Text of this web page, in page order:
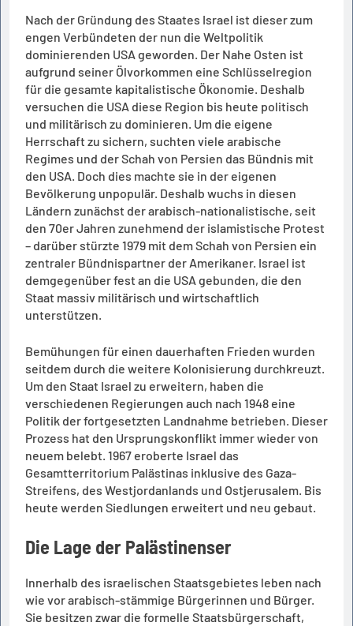
Nach der Gründung des Staates Israel ist dieser zum
engen Verbündeten der nun die Weltpolitik
dominierenden USA geworden. Der Nahe Osten ist
aufgrund seiner Ölvorkommen eine Schlüsselregion
für die gesamte kapitalistische Ökonomie. Deshalb
versuchen die USA diese Region bis heute politisch
und militärisch zu dominieren. Um die eigene
Herrschaft zu sichern, suchten viele arabische
Regimes und der Schah von Persien das Bündnis mit
den USA. Doch dies machte sie in der eigenen
Bevölkerung unpopulär. Deshalb wuchs in diesen
Ländern zunächst der arabisch-nationalistische, seit
den 70er Jahren zunehmend der islamistische Protest
– darüber stürzte 1979 mit dem Schah von Persien ein
zentraler Bündnispartner der Amerikaner. Israel ist
demgegenüber fest an die USA gebunden, die den
Staat massiv militärisch und wirtschaftlich
unterstützen.
Bemühungen für einen dauerhaften Frieden wurden
seitdem durch die weitere Kolonisierung durchkreuzt.
Um den Staat Israel zu erweitern, haben die
verschiedenen Regierungen auch nach 1948 eine
Politik der fortgesetzten Landnahme betrieben. Dieser
Prozess hat den Ursprungskonflikt immer wieder von
neuem belebt. 1967 eroberte Israel das
Gesamtterritorium Palästinas inklusive des Gaza-
Streifens, des Westjordanlands und Ostjerusalem. Bis
heute werden Siedlungen erweitert und neu gebaut.
Die Lage der Palästinenser
Innerhalb des israelischen Staatsgebietes leben nach
wie vor arabisch-stämmige Bürgerinnen und Bürger.
Sie besitzen zwar die formelle Staatsbürgerschaft,